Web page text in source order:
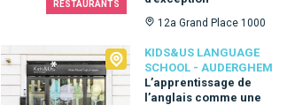
RESTAURANTS
12a Grand Place 1000
KIDS&US LANGUAGE
SCHOOL - AUDERGHEM
L’apprentissage de
l’anglais comme une
Kids&Us language school - Auderghem